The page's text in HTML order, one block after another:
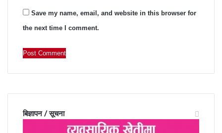
Save my name, email, and website in this browser for
the next time I comment.
बिज्ञापन / सूचना